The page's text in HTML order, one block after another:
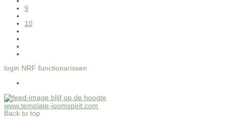
9
10
login NRF functionarissen
blijf op de hoogte
www.template-joomspirit.com
Back to top